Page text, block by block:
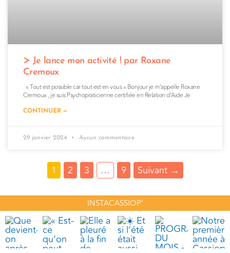
Je lance mon activité ! par Roxane
Cremoux
« Tout est possible car tout est en vous » Bonjour je m’appelle Roxane
Cremoux , je suis Psychopraticienne certifiée en Relation d’Aide Je
CONTINUER »
29 janvier 2024 Aucun commentaire
1 2 3 … 9 Suivant →
INSTACASSIOP’